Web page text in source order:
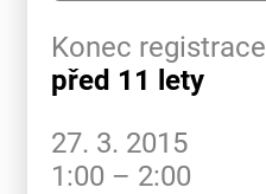
Konec registrace
před 11 lety
27. 3. 2015
1:00 – 2:00